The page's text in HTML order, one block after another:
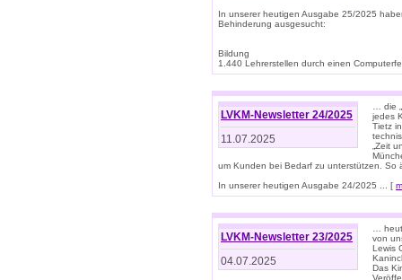
In unserer heutigen Ausgabe 25/2025
Behinderung ausgesucht:
Bildung
1.440 Lehrerstellen durch einen
LVKM-Newsletter 24/2025
11.07.2025
… die
jedes
Tietz
„Zeit
um Kunden bei Bedarf zu unterstützen.
In unserer heutigen Ausgabe 24/2025 ... [
LVKM-Newsletter 23/2025
04.07.2025
…
von
Lewis
Das